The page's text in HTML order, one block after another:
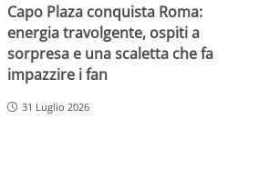
Capo Plaza conquista Roma:
energia travolgente, ospiti a
sorpresa e una scaletta che fa
impazzire i fan
31 Luglio 2026